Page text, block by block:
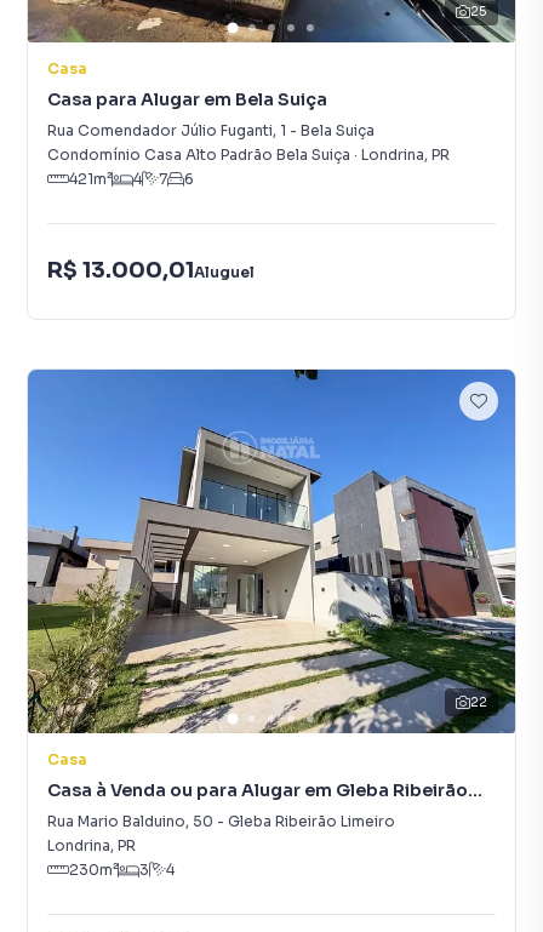
25
Casa
Casa para Alugar em Bela Suiça
Rua Comendador Júlio Fuganti, 1 - Bela Suiça
Condomínio Casa Alto Padrão Bela Suiça · Londrina, PR
421m² 4 7 6
R$ 13.000,01Aluguel
22
Casa
Casa à Venda ou para Alugar em Gleba Ribeirão
Limeiro
Rua Mario Balduino, 50 - Gleba Ribeirão Limeiro
Londrina, PR
230m² 3 4